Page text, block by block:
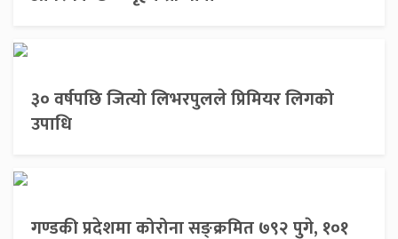
३० वर्षपछि जित्यो लिभरपुलले प्रिमियर लिगको
उपाधि
गण्डकी प्रदेशमा कोरोना सङ्क्रमित ७९२ पुगे, १०१